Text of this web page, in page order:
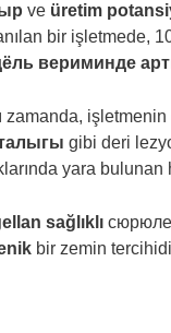
ve üretim
bir işletmede,
вериминде
zamanda,
gibi deri
yara bulunan
sağlıklı
bir zemin